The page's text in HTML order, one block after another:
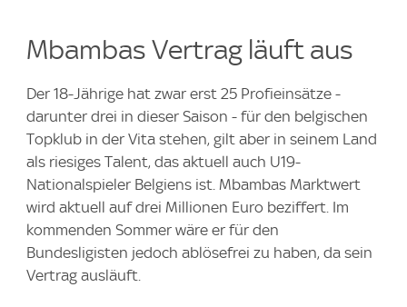
Mbambas Vertrag läuft aus
Der 18-Jährige hat zwar erst 25 Profieinsätze -
darunter drei in dieser Saison - für den belgischen
Topklub in der Vita stehen, gilt aber in seinem Land
als riesiges Talent, das aktuell auch U19-
Nationalspieler Belgiens ist. Mbambas Marktwert
wird aktuell auf drei Millionen Euro beziffert. Im
kommenden Sommer wäre er für den
Bundesligisten jedoch ablösefrei zu haben, da sein
Vertrag ausläuft.